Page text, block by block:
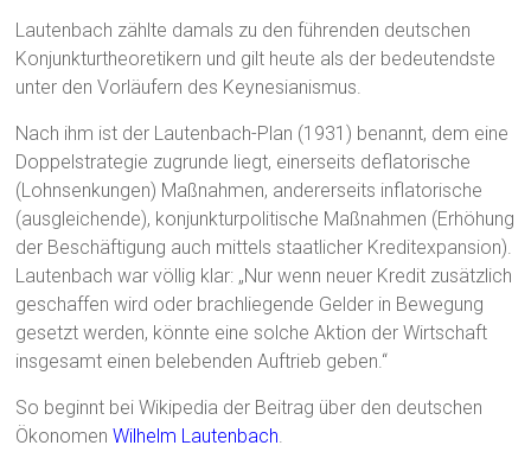
Lautenbach zählte damals zu den führenden deutschen
Konjunkturtheoretikern und gilt heute als der bedeutendste
unter den Vorläufern des Keynesianismus.
Nach ihm ist der Lautenbach-Plan (1931) benannt, dem eine
Doppelstrategie zugrunde liegt, einerseits deflatorische
(Lohnsenkungen) Maßnahmen, andererseits inflatorische
(ausgleichende), konjunkturpolitische Maßnahmen (Erhöhung
der Beschäftigung auch mittels staatlicher Kreditexpansion).
Lautenbach war völlig klar: „Nur wenn neuer Kredit zusätzlich
geschaffen wird oder brachliegende Gelder in Bewegung
gesetzt werden, könnte eine solche Aktion der Wirtschaft
insgesamt einen belebenden Auftrieb geben.“
So beginnt bei Wikipedia der Beitrag über den deutschen
ÖkonomenWilhelm Lautenbach.